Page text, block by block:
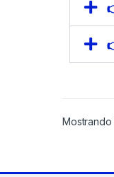
Mostrando